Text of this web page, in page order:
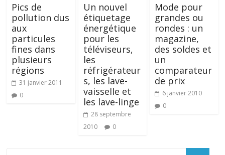
Pics de
pollution dus
aux
particules
fines dans
plusieurs
régions
31 janvier 2011
0
Un nouvel
étiquetage
énergétique
pour les
téléviseurs,
les
réfrigérateur
s, les lave-
vaisselle et
les lave-linge
28 septembre
2010
0
Mode pour
grandes ou
rondes : un
magazine,
des soldes et
un
comparateur
de prix
6 janvier 2010
0